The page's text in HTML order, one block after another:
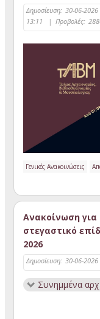
Δημοσίευση: 30-06-
13:11
| Προβολές:
Γενικές Ανακοινώσεις
Ανακοίνωση για
στεγαστικό
2026
Δημοσίευση: 30-06-
Συνημμένα